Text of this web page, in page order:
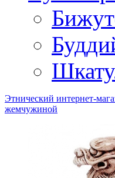
Этнический интернет-
жемчужиной